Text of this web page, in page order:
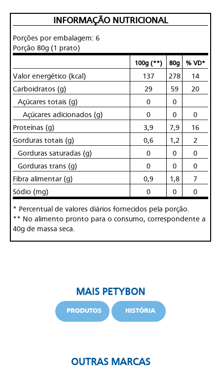
INFORMAÇÃO NUTRICIONAL
Porções por embalagem: 6
Porção 80g (1 prato)
100g (**) 80g % VD*
Valor energético (kcal) 137 278
14
Carboidratos (g)
29 59
20
Açúcares totais (g)
0
0
Açúcares adicionados (g)
0 0
0
Proteínas (g)
3,9 7,9
16
Gorduras totais (g)
0,6 1,2
2
Gorduras saturadas (g)
0 0
0
Gorduras trans (g)
0 0
0
Fibra alimentar (g)
0,9 1,8
7
Sódio (mg)
0 0 0
* Percentual de valores diários fornecidos pela porção.
** No alimento pronto para o consumo, correspondente a
40g de massa seca.
MAIS PETYBON
PRODUTOS HISTÓRIA
OUTRAS MARCAS